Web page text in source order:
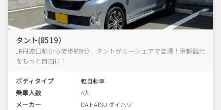
タント(8519）
JR丹波口駅から徒歩約9分！タントがカーシェアで登場！京都観光
をもっと自由に！
ボディタイプ 軽自動車
乗車人数 4人
メーカー DAIHATSU ダイハツ